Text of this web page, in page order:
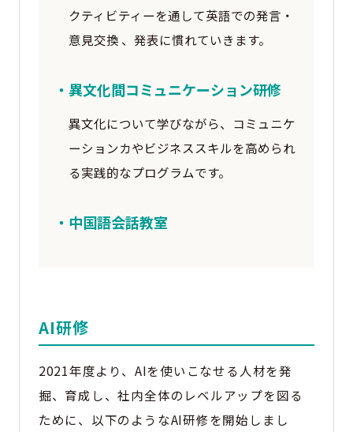
クティビティーを通して英語での発言・
意見交換 、発表に慣れていきます。
・異文化間コミュニケーション研修
異文化について学びながら、コミュニケ
ーションカやビジネススキルを高められ
る実践的なプログラムです。
・中国語会話教室
AI研修
2021年度より、AIを使いこなせる人材を発
掘、育成し、社内全体のレベルアップを図る
ために、以下のようなAI研修を開始しまし